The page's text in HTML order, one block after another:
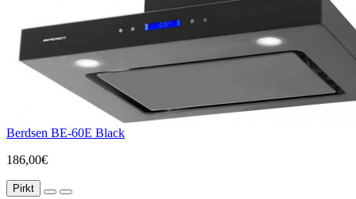
Berdsen BE-60E Black
186,00€
Pirkt